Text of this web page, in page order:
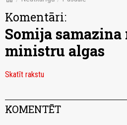
Komentāri:
Somija
ministru algas
Skatīt rakstu
KOMENTĒT